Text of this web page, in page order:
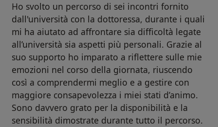
Ho svolto un percorso di sei incontri fornito
dall'università con la dottoressa, durante i quali
mi ha aiutato ad affrontare sia difficoltà legate
all’università sia aspetti più personali. Grazie al
suo supporto ho imparato a riflettere sulle mie
emozioni nel corso della giornata, riuscendo
così a comprendermi meglio e a gestire con
maggiore consapevolezza i miei stati d’animo.
Sono davvero grato per la disponibilità e la
sensibilità dimostrate durante tutto il percorso.